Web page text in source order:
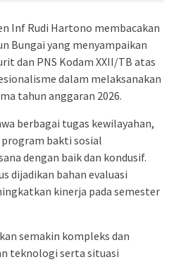
Inf Rudi Hartono membacakan
Bungai yang menyampaikan
dan PNS Kodam XXII/TB atas
dalam melaksanakan
tahun anggaran 2026.
berbagai tugas kewilayahan,
bakti sosial
dengan baik dan kondusif.
dijadikan bahan evaluasi
kinerja pada semester
semakin kompleks dan
teknologi serta situasi